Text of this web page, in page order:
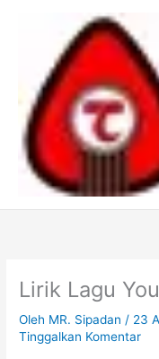
Lirik Lagu
Oleh MR. Sipadan / 23
Tinggalkan Komentar